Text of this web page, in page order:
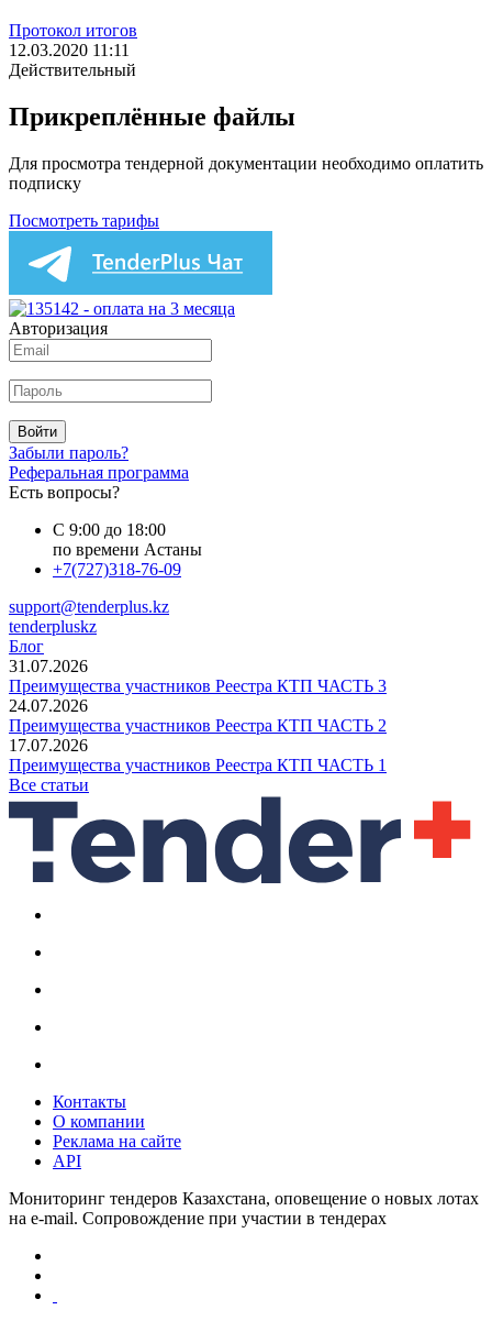
Протокол итогов
12.03.2020 11:11
Действительный
Прикреплённые файлы
Для просмотра тендерной документации необходимо оплатить
подписку
Посмотреть тарифы
Авторизация
Войти
Забыли пароль?
Реферальная программа
Есть вопросы?
С 9:00 до 18:00
по времени Астаны
+7(727)318-76-09
support@tenderplus.kz
tenderpluskz
Блог
31.07.2026
Преимущества участников Реестра КТП ЧАСТЬ 3
24.07.2026
Преимущества участников Реестра КТП ЧАСТЬ 2
17.07.2026
Преимущества участников Реестра КТП ЧАСТЬ 1
Все статьи
Контакты
О компании
Реклама на сайте
API
Мониторинг тендеров Казахстана, оповещение о новых лотах
на e-mail. Сопровождение при участии в тендерах